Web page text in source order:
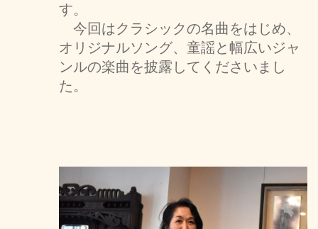
す。
今回はクラシックの名曲をはじめ、
オリジナルソング、童謡と幅広いジャ
ンルの楽曲を披露してくださいまし
た。